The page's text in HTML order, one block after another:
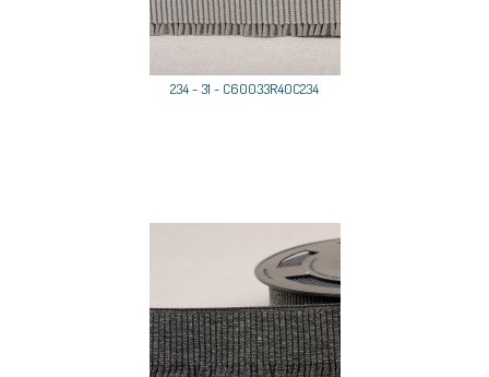
234 - 31 - C60033R40C234